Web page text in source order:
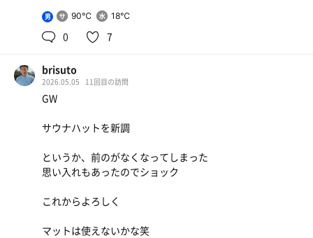
コーンマヨトーストとサラダ
インで仕事させて頂きました。快適でした！
男 90℃ 18℃
0 7
brisuto
2026.05.05 11回目の訪問
GW
サウナハットを新調
というか、前のがなくなってしまった
思い入れもあったのでショック
これからよろしく
マットは使えないかな笑